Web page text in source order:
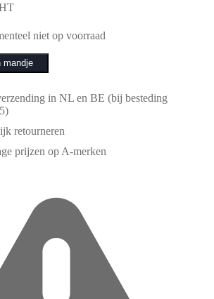
niet op voorraad
mandje
in NL en BE (bij besteding
retourneren
prijzen op A-merken